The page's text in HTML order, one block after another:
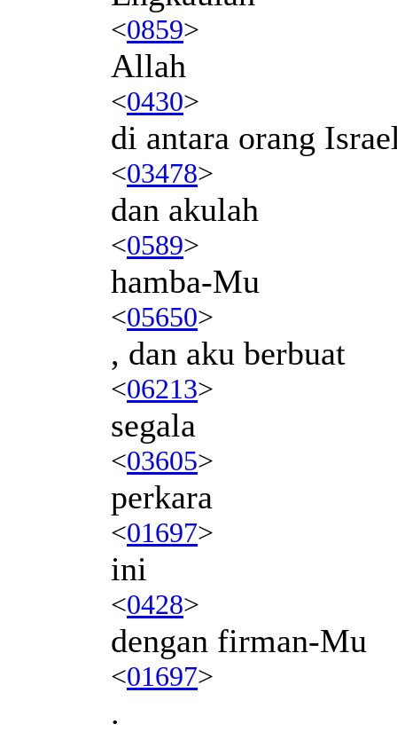
<0859>
Allah
<0430>
di antara orang
<03478>
dan akulah
<0589>
hamba-Mu
<05650>
, dan aku berbuat
<06213>
segala
<03605>
perkara
<01697>
ini
<0428>
dengan firman-Mu
<01697>
.